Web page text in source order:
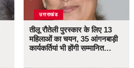
उत्तराखंड
तीलू रौतेली पुरस्कार के लिए 13
महिलाओं का चयन, 35 आंगनबाड़ी
कार्यकर्तियां भी होंगी सम्मानित…